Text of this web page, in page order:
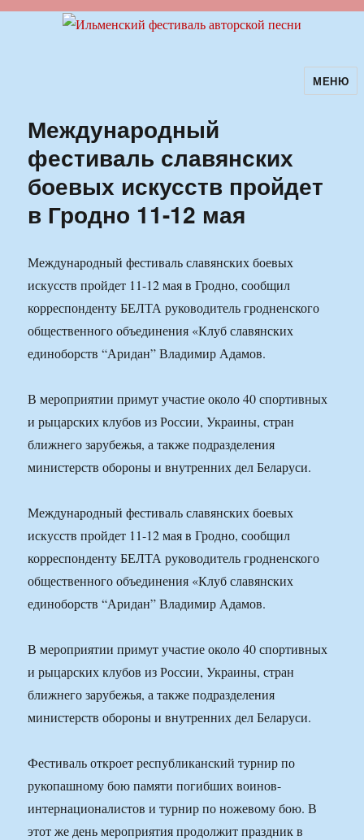
Ильменский фестиваль авторскойМЕНЮ
Международный
фестиваль славянских
боевых искусств пройдет
в Гродно 11-12 мая
Международный фестиваль славянских боевых
искусств пройдет 11-12 мая в Гродно, сообщил
корреспонденту БЕЛТА руководитель гродненского
общественного объединения «Клуб славянских
единоборств “Аридан” Владимир Адамов.
В мероприятии примут участие около 40 спортивных
и рыцарских клубов из России, Украины, стран
ближнего зарубежья, а также подразделения
министерств обороны и внутренних дел Беларуси.
Международный фестиваль славянских боевых
искусств пройдет 11-12 мая в Гродно, сообщил
корреспонденту БЕЛТА руководитель гродненского
общественного объединения «Клуб славянских
единоборств “Аридан” Владимир Адамов.
В мероприятии примут участие около 40 спортивных
и рыцарских клубов из России, Украины, стран
ближнего зарубежья, а также подразделения
министерств обороны и внутренних дел Беларуси.
Фестиваль откроет республиканский турнир по
рукопашному бою памяти погибших воинов-
интернационалистов и турнир по ножевому бою. В
этот же день мероприятия продолжит праздник в